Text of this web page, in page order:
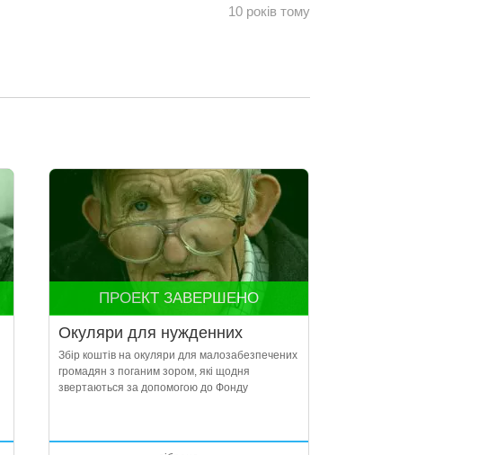
10 років тому
ПРОЕКТ ЗАВЕРШЕНО
Окуляри для нужденних
Збір коштів на окуляри для малозабезпечених
громадян з поганим зором, які щодня
звертаються за допомогою до Фонду